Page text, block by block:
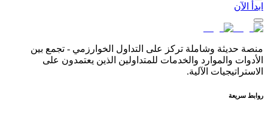
ابدأ الآن
منصة حديثة وشاملة تركز على التداول الخوارزمي - تجمع بين
الأدوات والموارد والخدمات للمتداولين الذين يعتمدون على
الاستراتيجيات الآلية.
روابط سريعة